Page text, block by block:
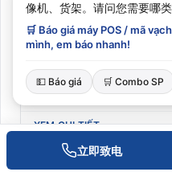
立即致电
Zebra-RFID-FXSeries-
SKU: FXSeries-Host-DotNet-
联系报价
XEM CHI TIẾT
像机、货架。请问您需要哪
🛒 Báo giá máy POS / mã
mình, em báo nhanh!
💵 Báo giá 🛒 Combo SP